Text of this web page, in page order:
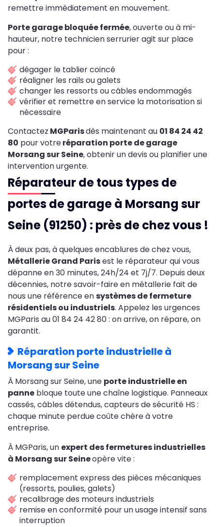
remettre immédiatement en mouvement.
Porte garage bloquée fermée, ouverte ou à mi-
hauteur, notre technicien serrurier agit sur place
pour :
dégager le tablier coincé
réaligner les rails ou galets
changer les ressorts ou câbles endommagés
vérifier et remettre en service la motorisation si
nécessaire
Contactez MGParisdès maintenant au 01 84 24 42
80 pour votreréparation porte de garage
Morsang sur Seine,obtenir un devis ou planifier une
intervention urgente.
Réparateur de tous types de
portes de garage à Morsang sur
Seine (91250) : près de chez vous !
À deux pas, à quelques encablures de chez vous,
Métallerie Grand Parisest le réparateur qui vous
dépanne en 30 minutes, 24h/24 et 7j/7. Depuis deux
décennies, notre savoir-faire en métallerie fait de
nous une référence ensystèmes de fermeture
résidentiels ou industriels. Appelez les urgences
MGParis au 01 84 24 42 80 : on arrive, on répare, on
garantit.
Réparation porte industrielle à
Morsang sur Seine
À Morsang sur Seine, une porte industrielle en
panne bloque toute une chaîne logistique. Panneaux
cassés, câbles détendus, capteurs de sécurité HS :
chaque minute perdue coûte chère à votre
entreprise.
À MGParis, un expert des fermetures industrielles
à Morsang sur Seineopère vite :
remplacement express des pièces mécaniques
(ressorts, poulies, galets)
recalibrage des moteurs industriels
remise en conformité pour un usage intensif sans
interruption